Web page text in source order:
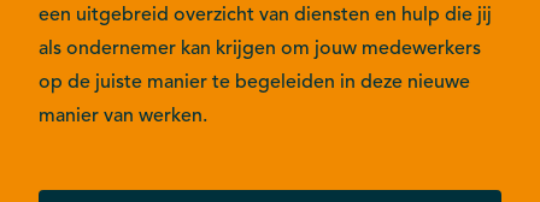
een uitgebreid overzicht van diensten en hulp die jij
als ondernemer kan krijgen om jouw medewerkers
op de juiste manier te begeleiden in deze nieuwe
manier van werken.